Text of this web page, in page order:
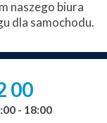
naszego biura
dla samochodu.
00
- 18:00